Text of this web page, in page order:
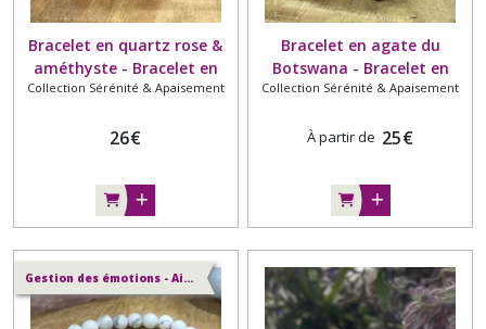
Bracelet en quartz rose &
améthyste - Bracelet en
perles naturelles - 8mm -
Collection Sérénité & Apaisement
26€
Bracelet en agate du
Botswana - Bracelet en
pierre naturelle. Grade A -
Collection Sérénité & Apaisement
À partir de 25€
Gestion des émotions - Aide à gérer le stress